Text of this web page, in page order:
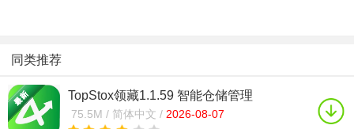
同类推荐
TopStox领藏1.1.59 智能仓储管理
75.5M / 简体中文 / 2026-08-07